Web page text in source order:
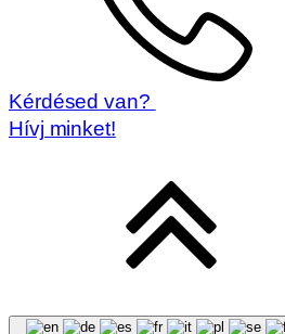
Kérdésed van?
Hívj minket!